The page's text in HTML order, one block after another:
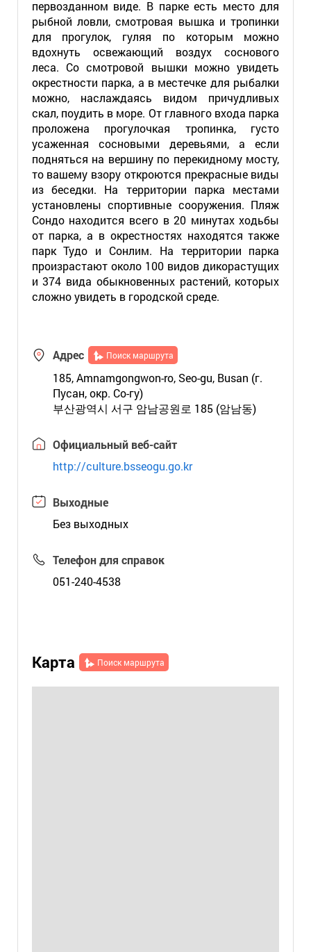
первозданном виде. В парке есть место для
рыбной ловли, смотровая вышка и тропинки
для прогулок, гуляя по которым можно
вдохнуть освежающий воздух соснового
леса. Со смотровой вышки можно увидеть
окрестности парка, а в местечке для рыбалки
можно, наслаждаясь видом причудливых
скал, поудить в море. От главного входа парка
проложена прогулочкая тропинка, густо
усаженная сосновыми деревьями, а если
подняться на вершину по перекидному мосту,
то вашему взору откроются прекрасные виды
из беседки. На территории парка местами
установлены спортивные сооружения. Пляж
Сондо находится всего в 20 минутах ходьбы
от парка, а в окрестностях находятся также
парк Тудо и Сонлим. На территории парка
произрастают около 100 видов дикорастущих
и 374 вида обыкновенных растений, которых
сложно увидеть в городской среде.
Адрес Поиск маршрута
185, Amnamgongwon-ro, Seo-gu, Busan (г.
Пусан, окр. Со-гу)
부산광역시 서구 암남공원로 185 (암남동)
Официальный веб-сайт
http://culture.bsseogu.go.kr
Выходные
Без выходных
Телефон для справок
051-240-4538
Карта Поиск маршрута